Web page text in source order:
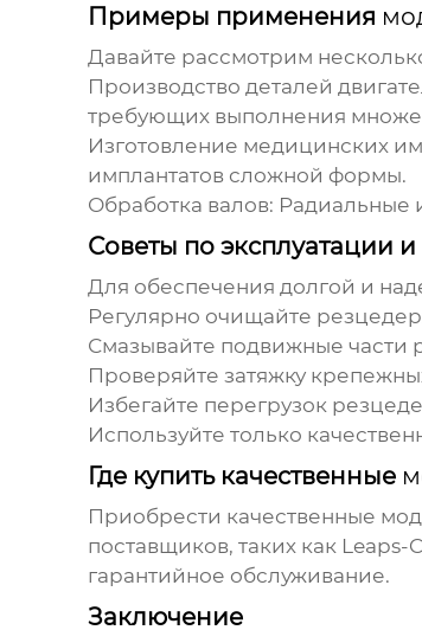
Примеры применения
Давайте рассмотрим
Производство деталей
требующих выполнения
Изготовление медицинских
имплантатов сложной формы.
Обработка валов: Радиальные
Советы по эксплуатации
Для обеспечения долгой и
Регулярно очищайте
Смазывайте подвижные части
Проверяйте затяжку
Избегайте перегрузок
Используйте только
Где купить качественные
Приобрести качественные
поставщиков, таких как Leaps-
гарантийное обслуживание.
Заключение